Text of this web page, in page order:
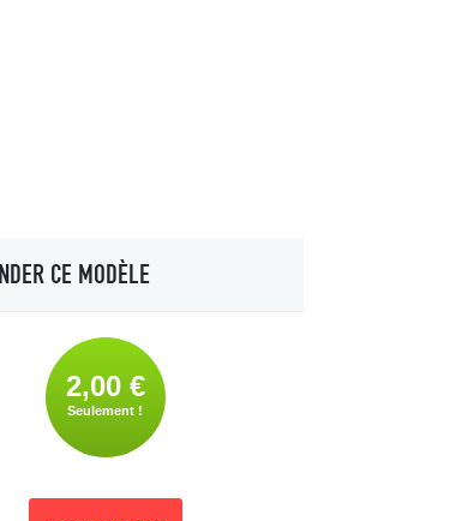
CE MODÈLE
2,00 €
Seulement !